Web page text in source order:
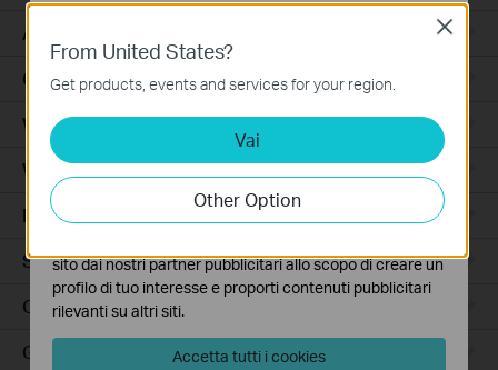
Accessori per Robot Aspirapolvere
Ceiling Mount
Wi-Fi
Wall Plate
Desktop
Switch
Outdoor
Gateway
From United States?
Get products, events and services for your region.
Vai
Other Option
Close
Questi cookies sono necessari per il corretto
funzionamento del sito e non possono essere disattivati
nel tuo sistema.
Analytics e Marketing Cookies
I cookies analitici ci permettono di analizzare le tue
attività sul nostro sito allo scopo di migliorarne le
funzionalità.
sito dai nostri partner pubblicitari allo scopo di creare un
profilo di tuo interesse e proporti contenuti pubblicitari
rilevanti su altri siti.
Accetta tutti i cookies